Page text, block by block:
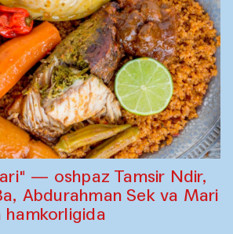
— oshpaz Tamsir Ndir,
Abdurahman Sek va Mari
hamkorligida